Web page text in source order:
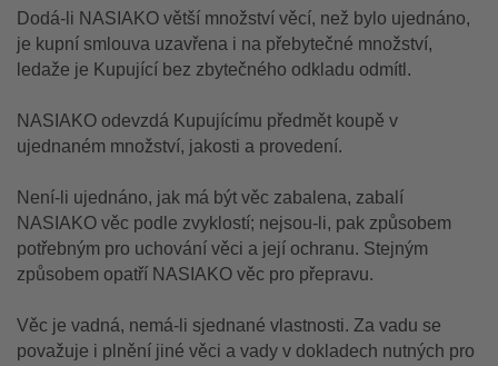
Dodá-li NASIAKO větší množství věcí, než bylo ujednáno,
je kupní smlouva uzavřena i na přebytečné množství,
ledaže je Kupující bez zbytečného odkladu odmítl.
NASIAKO odevzdá Kupujícímu předmět koupě v
ujednaném množství, jakosti a provedení.
Není-li ujednáno, jak má být věc zabalena, zabalí
NASIAKO věc podle zvyklostí; nejsou-li, pak způsobem
potřebným pro uchování věci a její ochranu. Stejným
způsobem opatří NASIAKO věc pro přepravu.
Věc je vadná, nemá-li sjednané vlastnosti. Za vadu se
považuje i plnění jiné věci a vady v dokladech nutných pro